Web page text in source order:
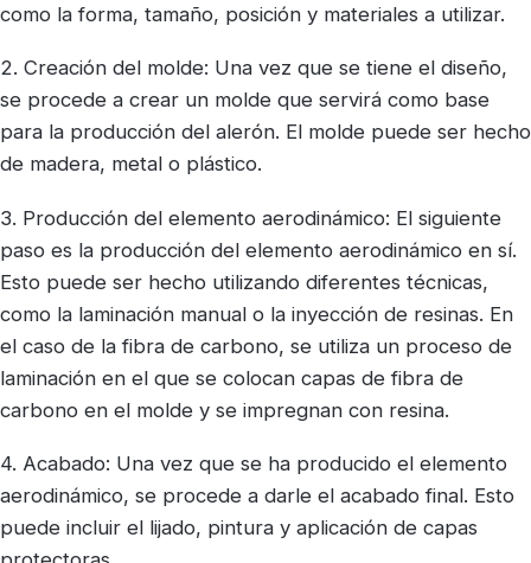
como la forma, tamaño, posición y materiales a utilizar.
2. Creación del molde: Una vez que se tiene el diseño,
se procede a crear un molde que servirá como base
para la producción del alerón. El molde puede ser hecho
de madera, metal o plástico.
3. Producción del elemento aerodinámico: El siguiente
paso es la producción del elemento aerodinámico en sí.
Esto puede ser hecho utilizando diferentes técnicas,
como la laminación manual o la inyección de resinas. En
el caso de la fibra de carbono, se utiliza un proceso de
laminación en el que se colocan capas de fibra de
carbono en el molde y se impregnan con resina.
4. Acabado: Una vez que se ha producido el elemento
aerodinámico, se procede a darle el acabado final. Esto
puede incluir el lijado, pintura y aplicación de capas